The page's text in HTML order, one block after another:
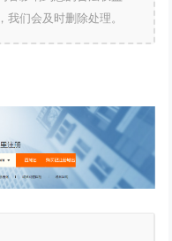
我们会及时删除处理。